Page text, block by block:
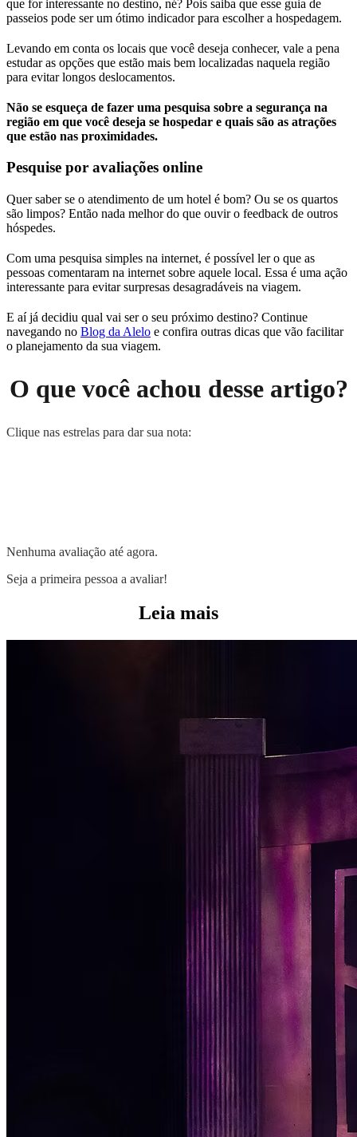
que for interessante no destino, né? Pois saiba que esse guia de
passeios pode ser um ótimo indicador para escolher a hospedagem.
Levando em conta os locais que você deseja conhecer, vale a pena
estudar as opções que estão mais bem localizadas naquela região
para evitar longos deslocamentos.
Não se esqueça de fazer uma pesquisa sobre a segurança na
região em que você deseja se hospedar e quais são as atrações
que estão nas proximidades.
Pesquise por avaliações online
Quer saber se o atendimento de um hotel é bom? Ou se os quartos
são limpos? Então nada melhor do que ouvir o feedback de outros
hóspedes.
Com uma pesquisa simples na internet, é possível ler o que as
pessoas comentaram na internet sobre aquele local. Essa é uma ação
interessante para evitar surpresas desagradáveis na viagem.
E aí já decidiu qual vai ser o seu próximo destino? Continue
navegando no Blog da Alelo e confira outras dicas que vão facilitar
o planejamento da sua viagem.
O que você achou desse artigo?
Clique nas estrelas para dar sua nota:
Nenhuma avaliação até agora.
Seja a primeira pessoa a avaliar!
Leia mais
Código Corporativo de Conduta Ética
Educação Financeira